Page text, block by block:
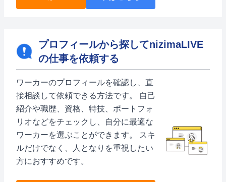
プロフィールから探してnizimaLIVE
の仕事を依頼する
ワーカーのプロフィールを確認し、直
接相談して依頼できる方法です。 自己
紹介や職歴、資格、特技、ポートフォ
リオなどをチェックし、自分に最適な
ワーカーを選ぶことができます。 スキ
ルだけでなく、人となりを重視したい
方におすすめです。